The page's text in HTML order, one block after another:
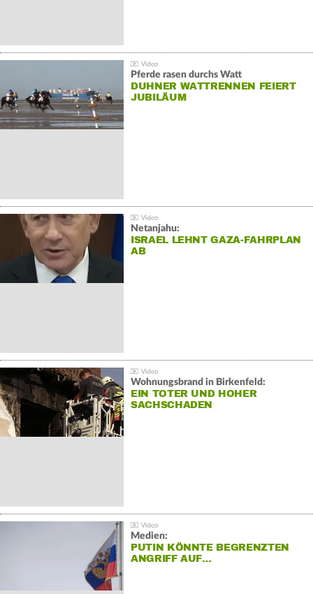
Pferde rasen durchs Watt
DUHNER WATTRENNEN FEIERT
JUBILÄUM
Netanjahu:
ISRAEL LEHNT GAZA-FAHRPLAN
AB
Wohnungsbrand in Birkenfeld:
EIN TOTER UND HOHER
SACHSCHADEN
Medien:
PUTIN KÖNNTE BEGRENZTEN
ANGRIFF AUF…